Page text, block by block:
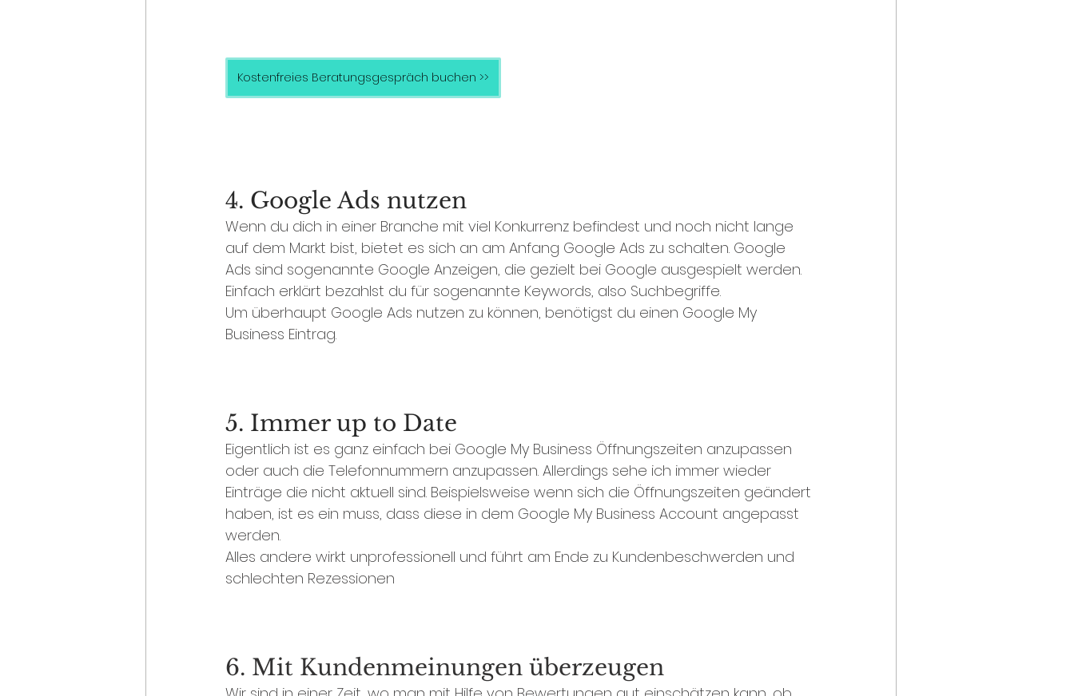
Kostenfreies Beratungsgespräch buchen >>
4. Google Ads nutzen
Wenn du dich in einer Branche mit viel Konkurrenz befindest und noch nicht lange
auf dem Markt bist, bietet es sich an am Anfang Google Ads zu schalten. Google
Ads sind sogenannte Google Anzeigen, die gezielt bei Google ausgespielt werden.
Einfach erklärt bezahlst du für sogenannte Keywords, also Suchbegriffe.
Um überhaupt Google Ads nutzen zu können, benötigst du einen Google My
Business Eintrag.
5. Immer up to Date
Eigentlich ist es ganz einfach bei Google My Business Öffnungszeiten anzupassen
oder auch die Telefonnummern anzupassen. Allerdings sehe ich immer wieder
Einträge die nicht aktuell sind. Beispielsweise wenn sich die Öffnungszeiten geändert
haben, ist es ein muss, dass diese in dem Google My Business Account angepasst
werden.
Alles andere wirkt unprofessionell und führt am Ende zu Kundenbeschwerden und
schlechten Rezessionen
6. Mit Kundenmeinungen überzeugen